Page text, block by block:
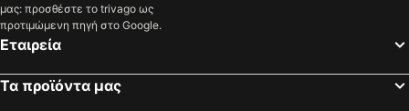
Gorgo al Monticano, luxury hotels
Marano Lagunare, luxury hotels
Palmanova, luxury hotels
μας: προσθέστε το trivago ως
προτιμώμενη πηγή στο Google.
Εταιρεία
Τα προϊόντα μας